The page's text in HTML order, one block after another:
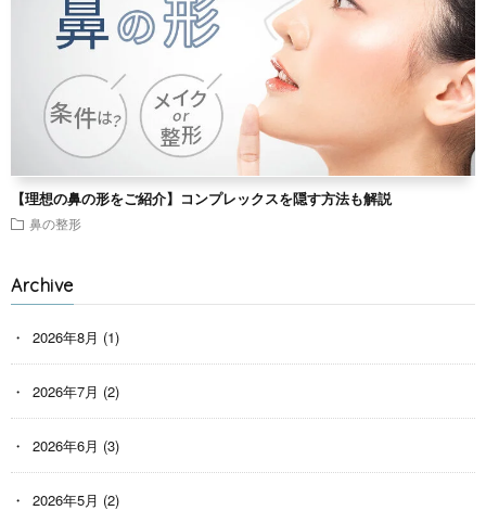
【理想の鼻の形をご紹介】コンプレックスを隠す方法も解説
鼻の整形
Archive
2026年8月 (1)
2026年7月 (2)
2026年6月 (3)
2026年5月 (2)